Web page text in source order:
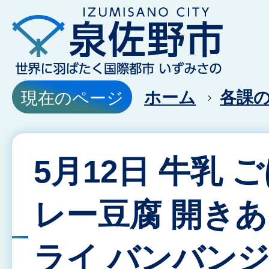
現在のページ ホーム 各課
5月12日 牛乳
レー豆腐 開き
ライ バンバン